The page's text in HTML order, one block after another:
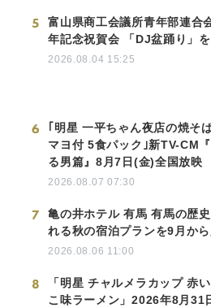
5
富山県商工会議所青年部連合
年記念祝賀会 「DJ盆踊り」
2026.08.04 15:25
6
｢明星 一平ちゃん夜店の焼そ
マヨ付 5食パック｣新TV-CM
る男篇』8月7日(金)全国放映
2026.08.07 07:30
7
亀の井ホテル 有馬 有馬の歴
れる秋の宿泊プランを9月から
2026.08.06 11:00
8
「明星 チャルメラカップ 赤
こ味ラーメン」2026年8月31